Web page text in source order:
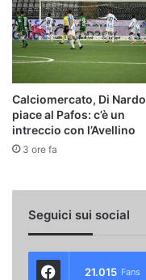
Calciomercato, Di Nardo
piace al Pafos: c’è un
intreccio con l’Avellino
3 ore fa
Seguici sui social
21.015 Fans